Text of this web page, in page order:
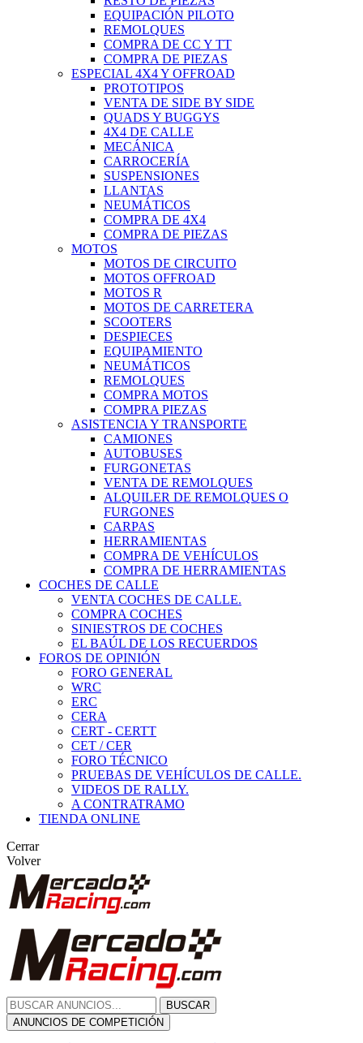
EQUIPACIÓN PILOTO
REMOLQUES
COMPRA DE CC Y TT
COMPRA DE PIEZAS
ESPECIAL 4X4 Y OFFROAD
PROTOTIPOS
VENTA DE SIDE BY SIDE
QUADS Y BUGGYS
4X4 DE CALLE
MECÁNICA
CARROCERÍA
SUSPENSIONES
LLANTAS
NEUMÁTICOS
COMPRA DE 4X4
COMPRA DE PIEZAS
MOTOS
MOTOS DE CIRCUITO
MOTOS OFFROAD
MOTOS R
MOTOS DE CARRETERA
SCOOTERS
DESPIECES
EQUIPAMIENTO
NEUMÁTICOS
REMOLQUES
COMPRA MOTOS
COMPRA PIEZAS
ASISTENCIA Y TRANSPORTE
CAMIONES
AUTOBUSES
FURGONETAS
VENTA DE REMOLQUES
ALQUILER DE REMOLQUES O
FURGONES
CARPAS
HERRAMIENTAS
COMPRA DE VEHÍCULOS
COMPRA DE HERRAMIENTAS
COCHES DE CALLE
VENTA COCHES DE CALLE.
COMPRA COCHES
SINIESTROS DE COCHES
EL BAÚL DE LOS RECUERDOS
FOROS DE OPINIÓN
FORO GENERAL
WRC
ERC
CERA
CERT - CERTT
CET / CER
FORO TÉCNICO
PRUEBAS DE VEHÍCULOS DE CALLE.
VIDEOS DE RALLY.
A CONTRATRAMO
TIENDA ONLINE
Cerrar
Volver
BUSCAR
ANUNCIOS DE COMPETICIÓN